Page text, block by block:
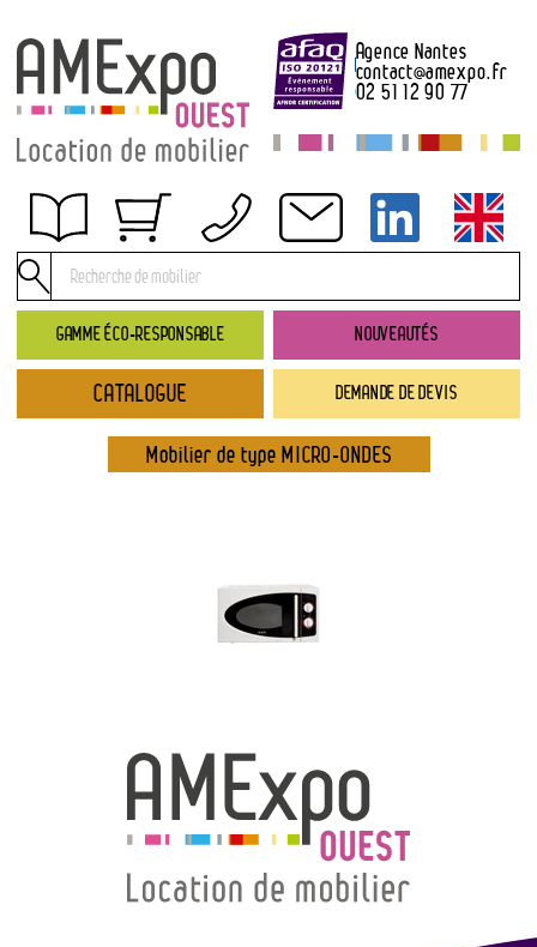
GAMME ÉCO-RESPONSABLE NOUVEAUTÉS
DEMANDE DE DEVIS
Agence Nantes
contact@amexpo.fr
02 51 12 90 77
Obtenir un devis
Conditions générales de location
Conditions de règlement
Contact
Catalogue
→ Nouveautés
→ Gamme éco-responsable
CATALOGUE
Mobilier de type MICRO-ONDES